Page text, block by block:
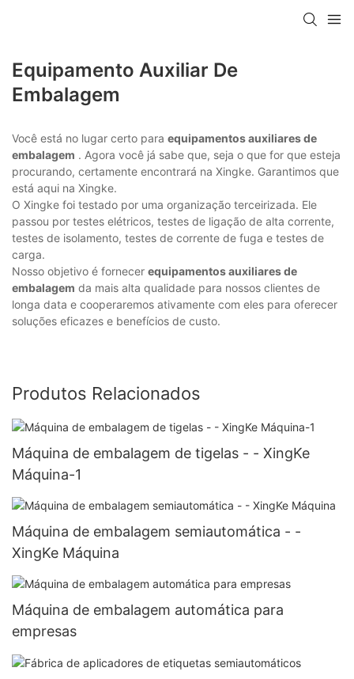
Equipamento Auxiliar De
Embalagem
Você está no lugar certo para equipamentos auxiliares de
embalagem . Agora você já sabe que, seja o que for que esteja
procurando, certamente encontrará na Xingke. Garantimos que
está aqui na Xingke.
O Xingke foi testado por uma organização terceirizada. Ele
passou por testes elétricos, testes de ligação de alta corrente,
testes de isolamento, testes de corrente de fuga e testes de
carga.
Nosso objetivo é fornecer equipamentos auxiliares de
embalagem da mais alta qualidade para nossos clientes de
longa data e cooperaremos ativamente com eles para oferecer
soluções eficazes e benefícios de custo.
Produtos Relacionados
Máquina de embalagem de tigelas - - XingKe
Máquina-1
Máquina de embalagem semiautomática - -
XingKe Máquina
Máquina de embalagem automática para
empresas